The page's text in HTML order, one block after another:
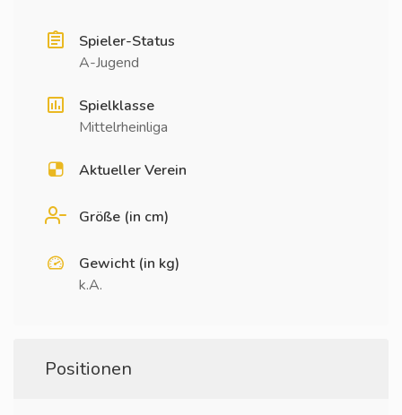
Spieler-Status
A-Jugend
Spielklasse
Mittelrheinliga
Aktueller Verein
Größe (in cm)
Gewicht (in kg)
k.A.
Positionen